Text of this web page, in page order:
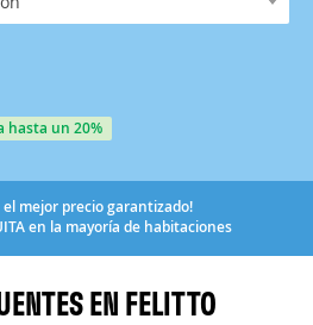
hasta un 20%
el mejor precio garantizado!
en la mayoría de habitaciones
EN FELITTO